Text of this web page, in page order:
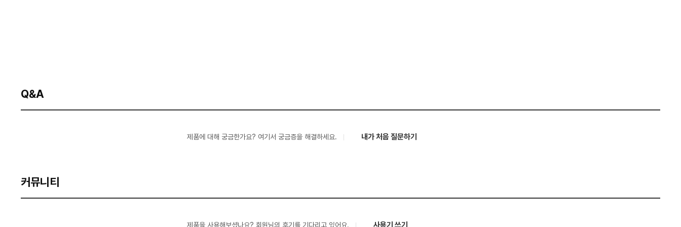
Q&A
제품에 대해 궁금한가요? 여기서 궁금증을 해결하세요. 내가 처음 질문하기
커뮤니티
제품을 사용해보셨나요? 회원님의 후기를 기다리고 있어요. 사용기 쓰기